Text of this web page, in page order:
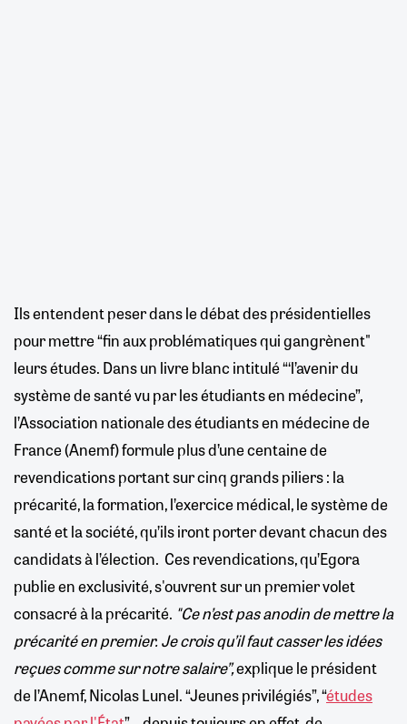
Ils entendent peser dans le débat des présidentielles
pour mettre “fin aux problématiques qui gangrènent"
leurs études. Dans un livre blanc intitulé “‘l’avenir du
système de santé vu par les étudiants en médecine”,
l’Association nationale des étudiants en médecine de
France (Anemf) formule plus d’une centaine de
revendications portant sur cinq grands piliers : la
précarité, la formation, l’exercice médical, le système de
santé et la société, qu’ils iront porter devant chacun des
candidats à l’élection. Ces revendications, qu’Egora
publie en exclusivité, s'ouvrent sur un premier volet
consacré à la précarité. "Ce n’est pas anodin de mettre la
précarité en premier. Je crois qu’il faut casser les idées
reçues comme sur notre salaire”,explique le président
de l’Anemf, Nicolas Lunel. “Jeunes privilégiés”, “études